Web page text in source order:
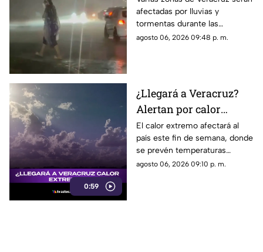
próximas horas; estas
serán las ZONAS
AFECTADAS
afectadas por lluvias y
tormentas durante las
próximas horas, de acuerdo
agosto 06, 2026 09:48 p. m.
0:59
¿Llegará a Veracruz?
Alertan por calor
EXTREMO de hasta 48
grados; esto se sabe
El calor extremo afectará al
país este fin de semana, donde
se prevén temperaturas
máximas de hasta 48 grados
agosto 06, 2026 09:10 p. m.